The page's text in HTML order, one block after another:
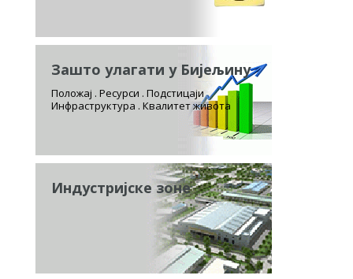
Зашто улагати у Бијељину
Положај . Ресурси . Подстицаји
Инфраструктура . Квалитет живота
Индустријске зоне